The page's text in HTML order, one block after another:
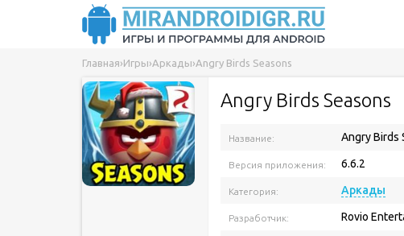
Главная›Игры›Аркады›Angry Birds Seasons
Angry Birds Seasons
Название: Angry Birds
Версия приложения: 6.6.2
Категория: Аркады
Разработчик: Rovio